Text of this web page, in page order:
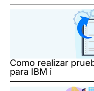
Como realizar
para IBM i